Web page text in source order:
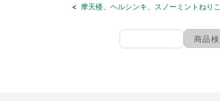
< 摩天楼、ヘルシンキ、スノーミントねりこ